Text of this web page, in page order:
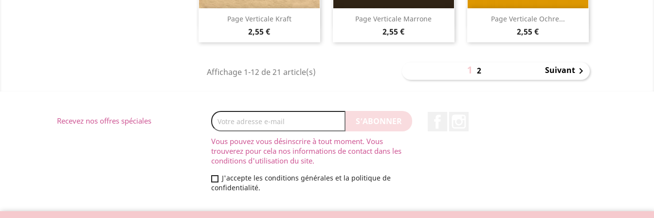
Page Verticale Kraft
2,55 €
Aperçu rapide Page Verticale Marrone
2,55 €
Aperçu rapide Page Verticale Ochre...
2,55 €
Aperçu rapide
Affichage 1-12 de 21 article(s) 12 Suivant
Recevez nos offres spéciales
Vous pouvez vous désinscrire à tout moment. Vous
trouverez pour cela nos informations de contact dans les
conditions d'utilisation du site.
J'accepte les conditions générales et la politique de
confidentialité.